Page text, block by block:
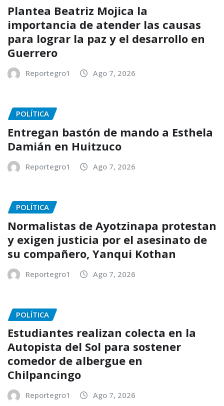
Plantea Beatriz Mojica la
importancia de atender las causas
para lograr la paz y el desarrollo en
Guerrero
Reportegro1 Ago 7, 2026
POLÍTICA
Entregan bastón de mando a Esthela
Damián en Huitzuco
Reportegro1 Ago 7, 2026
POLÍTICA
Normalistas de Ayotzinapa protestan
y exigen justicia por el asesinato de
su compañero, Yanqui Kothan
Reportegro1 Ago 7, 2026
POLÍTICA
Estudiantes realizan colecta en la
Autopista del Sol para sostener
comedor de albergue en
Chilpancingo
Reportegro1 Ago 7, 2026